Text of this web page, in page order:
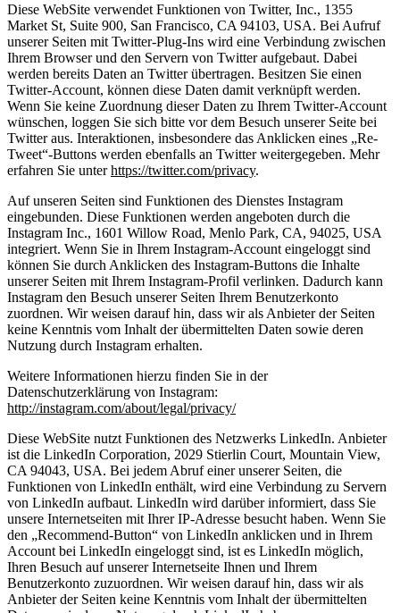
Diese WebSite verwendet Funktionen von Twitter, Inc., 1355
Market St, Suite 900, San Francisco, CA 94103, USA. Bei Aufruf
unserer Seiten mit Twitter-Plug-Ins wird eine Verbindung zwischen
Ihrem Browser und den Servern von Twitter aufgebaut. Dabei
werden bereits Daten an Twitter übertragen. Besitzen Sie einen
Twitter-Account, können diese Daten damit verknüpft werden.
Wenn Sie keine Zuordnung dieser Daten zu Ihrem Twitter-Account
wünschen, loggen Sie sich bitte vor dem Besuch unserer Seite bei
Twitter aus. Interaktionen, insbesondere das Anklicken eines „Re-
Tweet“-Buttons werden ebenfalls an Twitter weitergegeben. Mehr
erfahren Sie unterhttps://twitter.com/privacy.
Auf unseren Seiten sind Funktionen des Dienstes Instagram
eingebunden. Diese Funktionen werden angeboten durch die
Instagram Inc., 1601 Willow Road, Menlo Park, CA, 94025, USA
integriert. Wenn Sie in Ihrem Instagram-Account eingeloggt sind
können Sie durch Anklicken des Instagram-Buttons die Inhalte
unserer Seiten mit Ihrem Instagram-Profil verlinken. Dadurch kann
Instagram den Besuch unserer Seiten Ihrem Benutzerkonto
zuordnen. Wir weisen darauf hin, dass wir als Anbieter der Seiten
keine Kenntnis vom Inhalt der übermittelten Daten sowie deren
Nutzung durch Instagram erhalten.
Weitere Informationen hierzu finden Sie in der
Datenschutzerklärung von Instagram:
http://instagram.com/about/legal/privacy/
Diese WebSite nutzt Funktionen des Netzwerks LinkedIn. Anbieter
ist die LinkedIn Corporation, 2029 Stierlin Court, Mountain View,
CA 94043, USA. Bei jedem Abruf einer unserer Seiten, die
Funktionen von LinkedIn enthält, wird eine Verbindung zu Servern
von LinkedIn aufbaut. LinkedIn wird darüber informiert, dass Sie
unsere Internetseiten mit Ihrer IP-Adresse besucht haben. Wenn Sie
den „Recommend-Button“ von LinkedIn anklicken und in Ihrem
Account bei LinkedIn eingeloggt sind, ist es LinkedIn möglich,
Ihren Besuch auf unserer Internetseite Ihnen und Ihrem
Benutzerkonto zuzuordnen. Wir weisen darauf hin, dass wir als
Anbieter der Seiten keine Kenntnis vom Inhalt der übermittelten